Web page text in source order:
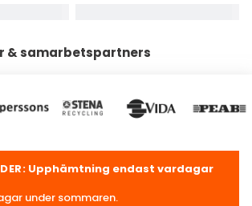
& samarbetspartners
Upphämtning endast vardagar
under sommaren.